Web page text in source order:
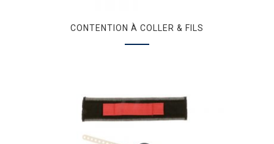
CONTENTION À COLLER & FILS